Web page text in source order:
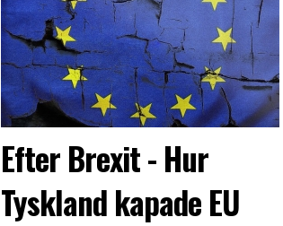
Efter Brexit - Hur
Tyskland kapade EU